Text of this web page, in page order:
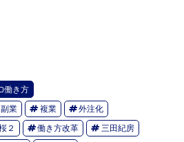
働き方
副業 複業 外注化
２ 働き方改革 三田紀房